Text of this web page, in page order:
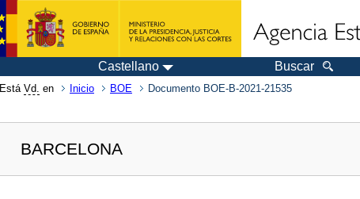
Castellano Buscar
Está Vd. en Inicio BOE Documento BOE-B-2021-21535
BARCELONA